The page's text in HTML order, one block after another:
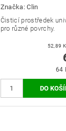
Značka:Clin
Čisticí prostředek
pro různé povrchy.
64